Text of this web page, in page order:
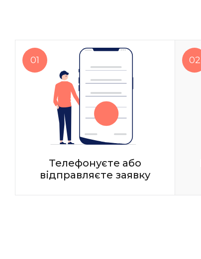
Телефонуєте або
відправляєте заявку